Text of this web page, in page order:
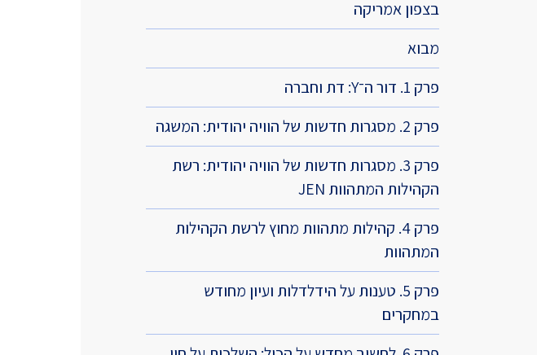
אנטישמיות
דמוקרטיה
דת ומדינה
חרדים
המזרח התיכון
חרבות ברזל
בצפון אמריקה
מבוא
פרק 1. דור ה־Y: דת וחברה
פרק 2. מסגרות חדשות של הוויה יהודית: המשגה
פרק 3. מסגרות חדשות של הוויה יהודית: רשת
הקהילות המתהוות JEN
פרק 4. קהילות מתהוות מחוץ לרשת הקהילות
המתהוות
פרק 5. טענות על הידלדלות ועיון מחודש
במחקרים